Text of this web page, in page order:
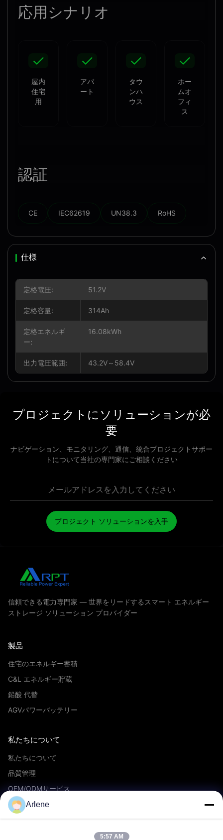
応用シナリオ
屋内
住宅
用
アパ
ート
タウ
ンハ
ウス
ホー
ムオ
フィ
ス
認証
CE IEC62619 UN38.3 RoHS
仕様
定格電圧: 51.2V
定格容量: 314Ah
定格エネルギ
ー:
16.08kWh
出力電圧範囲: 43.2V～58.4V
プロジェクトにソリューションが必
要
ナビゲーション、モニタリング、通信、統合プロジェクトサポー
トについて当社の専門家にご相談ください
プロジェクト ソリューションを入手
信頼できる電力専門家 — 世界をリードするスマート エネルギー
ストレージ ソリューション プロバイダー
製品
住宅のエネルギー蓄積
C&L エネルギー貯蔵
鉛酸 代替
AGVパワーバッテリー
私たちについて
私たちについて
品質管理
OEM/ODMサービス
イベントとニュース
Arlene
5:57 AM